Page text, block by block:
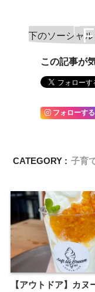
「
この記事が
フォローする
CATEGORY : 子育
【アウトドア】カヌ